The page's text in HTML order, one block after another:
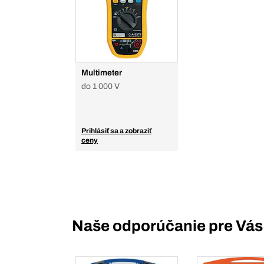
Multimeter
do 1 000 V
Prihlásiť sa a zobraziť
ceny
Naše odporúčanie pre